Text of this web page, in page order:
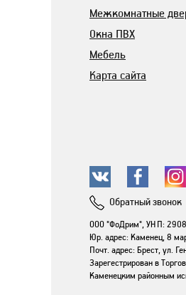
Межкомнатные
Окна ПВХ
Мебель
Карта сайта
Обратный звонок
ООО "ФоДрим", УНП:
Юр. адрес: Каменец, 8
Почт. адрес: Брест, ул.
Зарегестрирован в
Каменецким районным